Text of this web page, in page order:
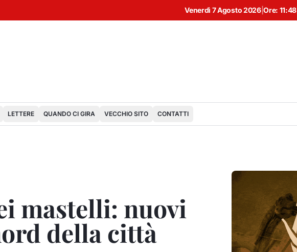
Venerdì 7 Agosto 2026|Ore: 11:48
LETTERE QUANDO CI GIRA VECCHIO SITO CONTATTI
mastelli: nuovi
della città